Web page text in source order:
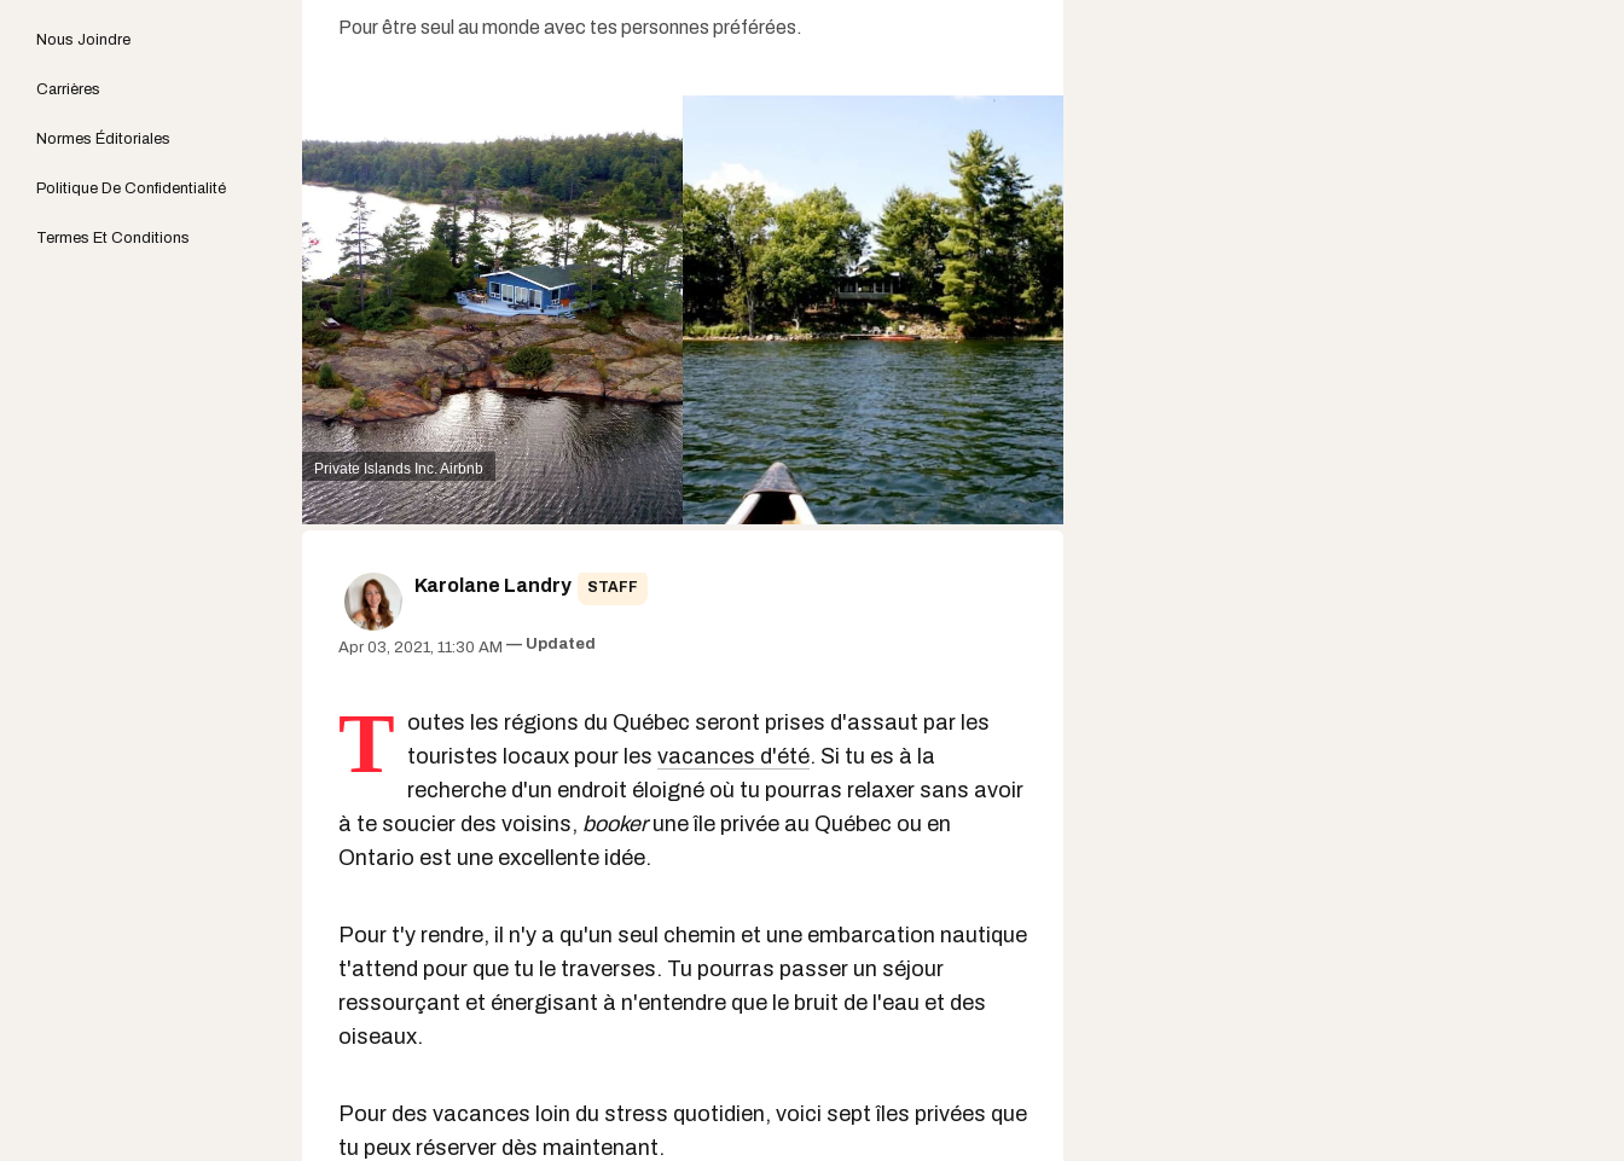
Nous Joindre
Carrières
Normes Éditoriales
Politique De Confidentialité
Termes Et Conditions
Pour être seul au monde avec tes personnes préférées.
Private Islands Inc.Airbnb
Karolane Landry STAFF
Apr 03, 2021, 11:30 AM Updated
T outes les régions du Québec seront prises d'assaut par les
touristes locaux pour les vacances d'été. Si tu es à la
recherche d'un endroit éloigné où tu pourras relaxer sans avoir
à te soucier des voisins, bookerune île privée au Québec ou en
Ontario est une excellente idée.
Pour t'y rendre, il n'y a qu'un seul chemin et une embarcation nautique
t'attend pour que tu le traverses. Tu pourras passer un séjour
ressourçant et énergisant à n'entendre que le bruit de l'eau et des
oiseaux.
Pour des vacances loin du stress quotidien, voici sept îles privées que
tu peux réserver dès maintenant.